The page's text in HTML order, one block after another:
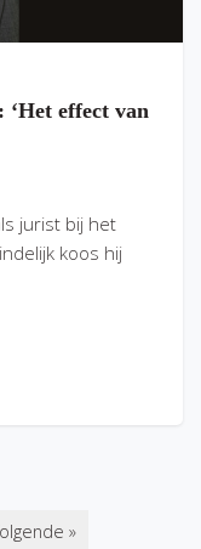
effect van
jurist bij het
koos hij
»